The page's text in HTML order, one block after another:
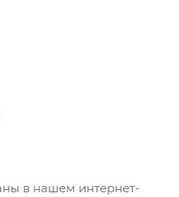
в нашем интернет-